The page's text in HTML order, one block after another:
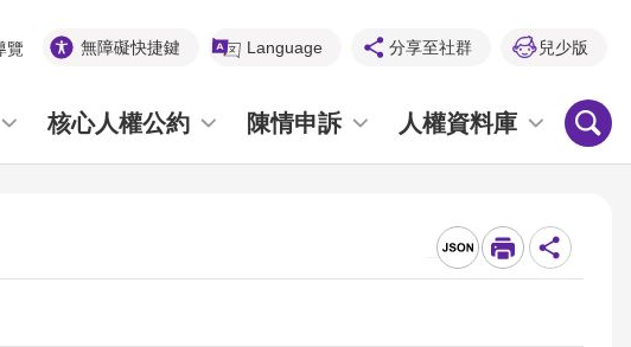
覽 無障礙快捷鍵 Language 分享至社群 兒少版
核心人權公約 陳情申訴 人權資料庫
_